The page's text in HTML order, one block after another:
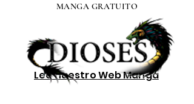
Lee nuestroWeb Manga
MANGA GRATUITO